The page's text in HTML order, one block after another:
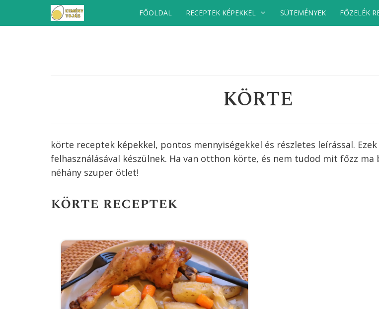
FŐOLDAL RECEPTEK KÉPEKKEL SÜTEMÉNYEK FŐZELÉK
KÖRTE
körte receptek képekkel, pontos mennyiségekkel és részletes leírással.
felhasználásával készülnek. Ha van otthon körte, és nem tudod mit főzz ma
néhány szuper ötlet!
körte receptek